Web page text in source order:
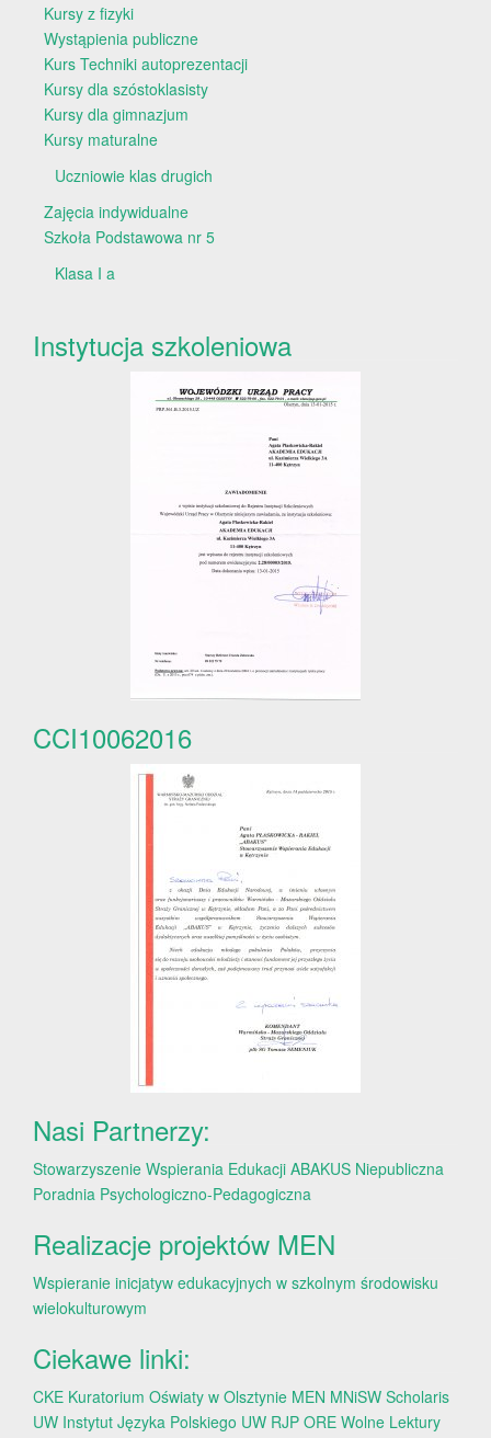
Kursy z fizyki
Wystąpienia publiczne
Kurs Techniki autoprezentacji
Kursy dla szóstoklasisty
Kursy dla gimnazjum
Kursy maturalne
Uczniowie klas drugich
Zajęcia indywidualne
Szkoła Podstawowa nr 5
Klasa I a
Instytucja szkoleniowa
CCI10062016
Nasi Partnerzy:
Stowarzyszenie Wspierania Edukacji ABAKUS Niepubliczna
Poradnia Psychologiczno-Pedagogiczna
Realizacje projektów MEN
Wspieranie inicjatyw edukacyjnych w szkolnym środowisku
wielokulturowym
Ciekawe linki:
CKE Kuratorium Oświaty w Olsztynie MEN MNiSW Scholaris
UW Instytut Języka Polskiego UW RJP ORE Wolne Lektury